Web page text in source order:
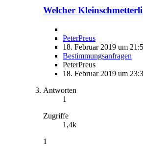
Welcher
PeterPreus
18. Februar 2019 um
Bestimmungsanfragen
PeterPreus
18. Februar 2019 um
Antworten
1
Zugriffe
1,4k
1